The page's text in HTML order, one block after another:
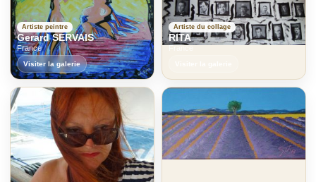
Artiste peintre
Gerard SERVAIS
France
Visiter la galerie
Artiste du collage
RITA